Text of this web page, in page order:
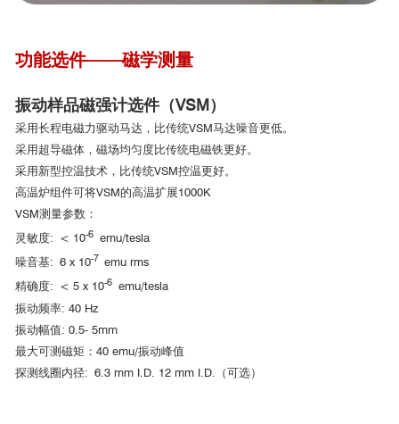
功能选件——磁学测量
振动样品磁强计选件（VSM）
采用长程电磁力驱动马达，比传统VSM马达噪音更低。
采用超导磁体，磁场均匀度比传统电磁铁更好。
采用新型控温技术，比传统VSM控温更好。
高温炉组件可将VSM的高温扩展1000K
VSM测量参数：
灵敏度: < 10-6 emu/tesla
噪音基: 6 x 10-7 emu rms
精确度: < 5 x 10-6 emu/tesla
振动频率: 40 Hz
振动幅值: 0.5- 5mm
最大可测磁矩：40 emu/振动峰值
探测线圈内径: 6.3 mm I.D. 12 mm I.D.（可选）
作者：中科院物理所的陈辉、杨海涛和物理所/国科大博士生胡彬
通讯作者：汪自强、高鸿钧
主要研究组：中国科学院物理研究所/北京凝聚态物理国家研究中心高鸿
钧研究团队
合作研究组：美国波士顿学院汪自强教授、以色列科学研究所颜炳海教
■ 直流电输运选件测试数据
Nature
Nature communications
Physics
Review Letters
letters
PPMS DynaCool样机实验室